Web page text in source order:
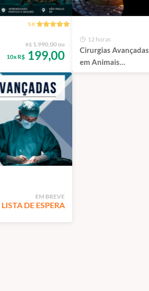
5.0
R$ 1.990,00 ou
10x R$ 199,00
12 horas
Cirurgias Avançadas
em Animais
Silvestres Exóticos -
EM BREVE
LISTA DE ESPERA